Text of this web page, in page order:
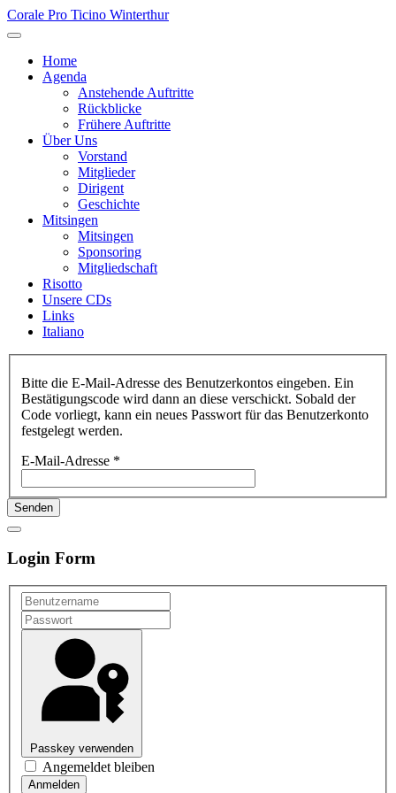
Corale Pro Ticino Winterthur
Home
Agenda
Anstehende Auftritte
Rückblicke
Frühere Auftritte
Über Uns
Vorstand
Mitglieder
Dirigent
Geschichte
Mitsingen
Mitsingen
Sponsoring
Mitgliedschaft
Risotto
Unsere CDs
Links
Italiano
Bitte die E-Mail-Adresse des Benutzerkontos eingeben. Ein
Bestätigungscode wird dann an diese verschickt. Sobald der
Code vorliegt, kann ein neues Passwort für das Benutzerkonto
festgelegt werden.
E-Mail-Adresse *
Senden
Login Form
Passkey verwenden
Angemeldet bleiben